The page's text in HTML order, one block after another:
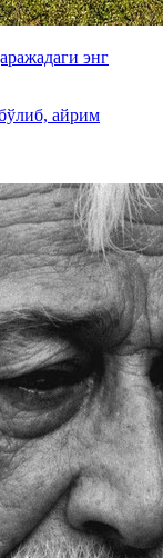
энг
айрим